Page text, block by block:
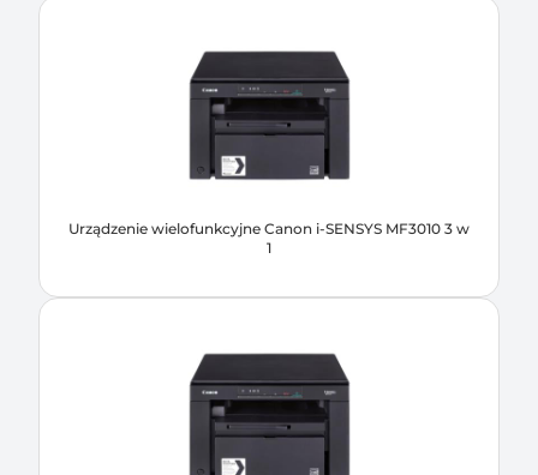
Urządzenie wielofunkcyjne Canon i-SENSYS MF3010 3 w
1